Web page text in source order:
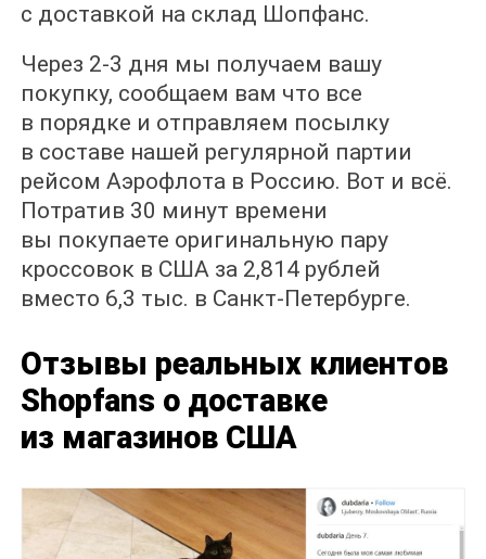
с доставкой на склад Шопфанс.
Через 2-3 дня мы получаем вашу
покупку, сообщаем вам что все
в порядке и отправляем посылку
в составе нашей регулярной партии
рейсом Аэрофлота в Россию. Вот и всё.
Потратив 30 минут времени
вы покупаете оригинальную пару
кроссовок в США за 2,814 рублей
вместо 6,3 тыс. в Санкт-Петербурге.
Отзывы реальных клиентов
Shopfans о доставке
из магазинов США